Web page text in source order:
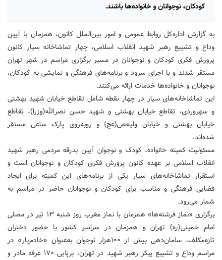
کودکان، نوجوانان و خانواده‌ها باشند.
به گزارش اداره‌کل روابط عمومی و امور بین‌الملل کانون، همزمان با آیین
وداع و تشییع رهبر شهید انقلاب اسلامی، چهار تماشاخانه سیار کانون
پرورش فکری کودکان و نوجوانان در مسیر برگزاری مراسم در شهر تهران
مستقر شدند و با اجرای سرود و برنامه‌های فرهنگی و نمایشی به کودکان،
نوجوانان و خانواده‌ها خدمات ارائه می‌کنند.
این تماشاخانه‌های سیار در چهار نقطه شامل تقاطع خیابان شهید بهشتی
و سهروردی، تقاطع خیابان بهشتی و شهید حسن نصرالله(وزرا)، تقاطع
خیابان بهشتی و خیابان ولیعص(عج) و روبه‌روی پارک ساعی مستقر
شده‌اند.
مسئولیت کمیته خانواده، کودک و نوجوان آیین بدرقه مردمی رهبر شهید
انقلاب اسلامی بر عهده کانون پرورش فکری کودکان و نوجوانان است و
استقرار تماشاخانه‌های سیار یکی از برنامه‌های این کمیته برای ایجاد
فضایی فرهنگی و مناسب برای کودکان و نوجوانان حاضر در مراسم به
شمار می‌رود.
برگزاری «نماز فرشته‌ها» همزمان با نماز مغرب روز شنبه ۱۳ تیر در مصلی
امام خمینی(ره) تهران و همزمان در سراسر کشور با حضور دختران
تازه‌مکلف، سامان‌دهی بیش از ۱۰۰هزار نوجوان به‌عنوان «خادم‌یار» در
مراسم وداع و تشییع پیکر رهبر شهید در تهران، برپایی ۱۷۰ غرفه مادر و